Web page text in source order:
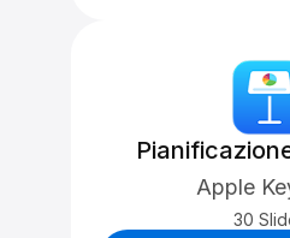
Apple
30